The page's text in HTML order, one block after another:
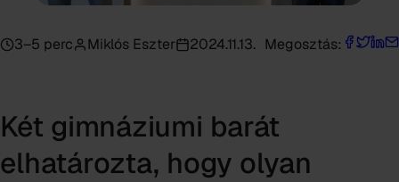
3–5 perc Miklós Eszter 2024.11.13. Megosztás:
Két gimnáziumi barát
elhatározta, hogy olyan